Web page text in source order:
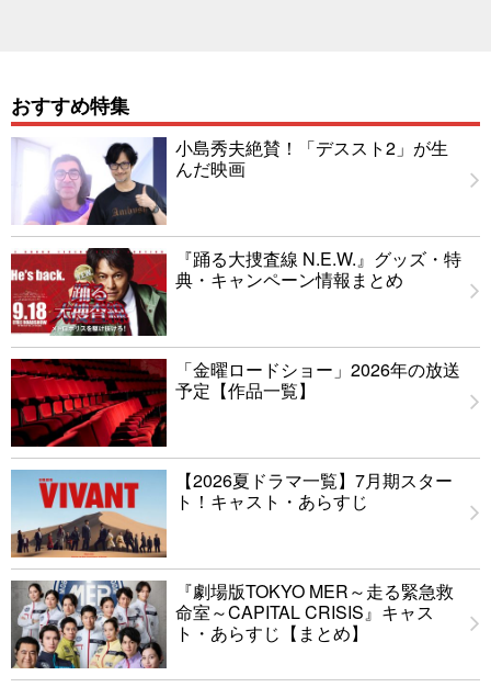
おすすめ特集
小島秀夫絶賛！「デススト2」が生
んだ映画
『踊る大捜査線 N.E.W.』グッズ・特
典・キャンペーン情報まとめ
「金曜ロードショー」2026年の放送
予定【作品一覧】
【2026夏ドラマ一覧】7月期スター
ト！キャスト・あらすじ
『劇場版TOKYO MER～走る緊急救
命室～CAPITAL CRISIS』キャス
ト・あらすじ【まとめ】